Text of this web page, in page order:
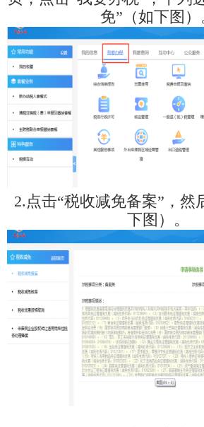
免”（如下图）
2.点击“税收减免备案”，然
下图）。